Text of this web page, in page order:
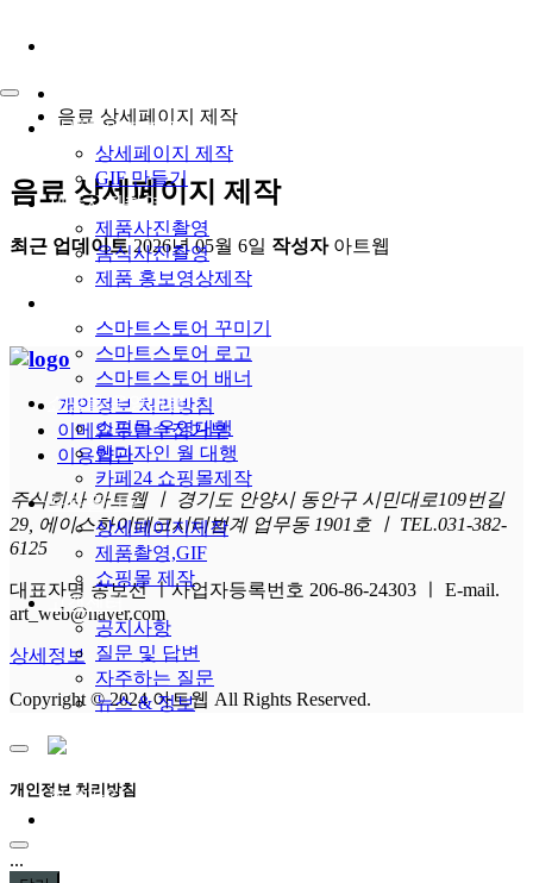
상세페이지 제작
상세페이지 제작
GIF 만들기
제품사진촬영
제품사진촬영
음식사진촬영
제품 홍보영상제작
스마트스토어 꾸미기
스마트스토어 로고
스마트스토어 배너
쇼핑몰 운영대행
쇼핑몰 운영대행
웹디자인 월 대행
카페24 쇼핑몰제작
포트폴리오
상세페이지제작
제품촬영,GIF
쇼핑몰 제작
고객센터
공지사항
질문 및 답변
자주하는 질문
뉴스 & 정보
회원가입
음료 상세페이지 제작
음료 상세페이지 제작
최근 업데이트2026년 05월 6일 작성자아트웹
개인정보 처리방침
이메일무단수집거부
이용약관
주식회사 아트웹 ㅣ 경기도 안양시 동안구 시민대로109번길
29, 에이스하이테크시티범계 업무동 1901호 ㅣ TEL.031-382-
6125
대표자명 송보선 ㅣ사업자등록번호 206-86-24303 ㅣ E-mail.
art_web@naver.com
상세정보
Copyright © 2024 아트웹 All Rights Reserved.
개인정보 처리방침
...